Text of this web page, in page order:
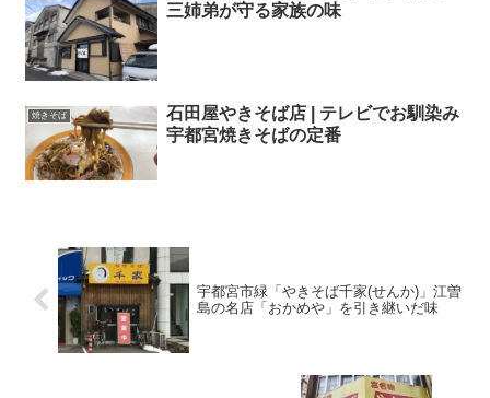
三姉弟が守る家族の味
焼きそば
石田屋やきそば店 | テレビでお馴染み
宇都宮焼きそばの定番
宇都宮市緑「やきそば千家(せんか)」江曽
島の名店「おかめや」を引き継いだ味